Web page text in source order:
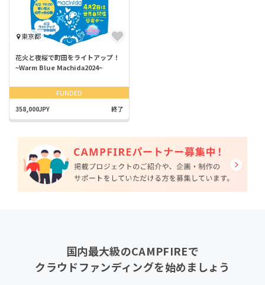
東京都
花火と夜桜で町田をライトアップ！
~Warm Blue Machida2024~
FUNDED
358,000JPY 終了
国内最大級のCAMPFIREで
クラウドファンディングを始めましょう